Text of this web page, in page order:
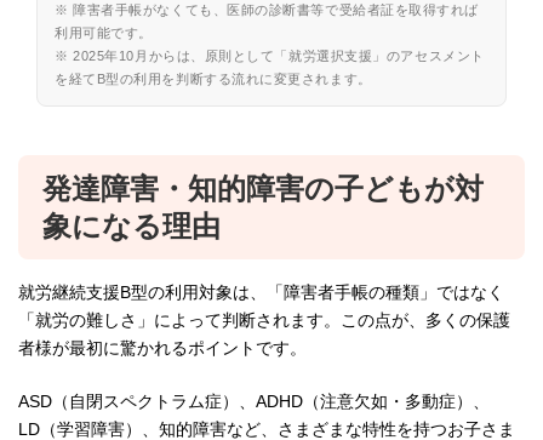
※ 障害者手帳がなくても、医師の診断書等で受給者証を取得すれば
利用可能です。
※ 2025年10月からは、原則として「就労選択支援」のアセスメント
を経てB型の利用を判断する流れに変更されます。
発達障害・知的障害の子どもが対
象になる理由
就労継続支援B型の利用対象は、「障害者手帳の種類」ではなく
「就労の難しさ」によって判断されます。この点が、多くの保護
者様が最初に驚かれるポイントです。
ASD（自閉スペクトラム症）、ADHD（注意欠如・多動症）、
LD（学習障害）、知的障害など、さまざまな特性を持つお子さま